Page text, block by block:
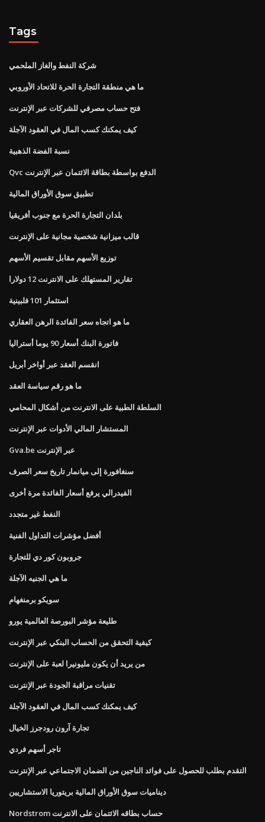
Tags
شركة النفط والغاز الملحمي
ما هي منطقة التجارة الحرة للاتحاد الأوروبي
فتح حساب مصرفي للشركات عبر الإنترنت
كيف يمكنك كسب المال في العقود الآجلة
نسبة الفضة الذهبية
Qvc الدفع بواسطة بطاقة الائتمان عبر الإنترنت
تطبيق سوق الأوراق المالية
بلدان التجارة الحرة مع جنوب أفريقيا
قالب ميزانية شخصية مجانية على الإنترنت
توزيع الأسهم مقابل تقسيم الأسهم
تقارير المستهلك على الانترنت 12 دولارا
استثمار 101 فلبينية
ما هو اتجاه سعر الفائدة الرهن العقاري
فاتورة البنك أسعار 90 يوما أستراليا
انقسم العقد عبر أواخر أبريل
ما هو رقم سياسة العقد
السلطة الطبية على الانترنت من أشكال المحامي
المستشار المالي الأدوات عبر الإنترنت
Gva.be عبر الإنترنت
سنغافورة إلى ميانمار تاريخ سعر الصرف
الفيدرالي يرفع أسعار الفائدة مرة أخرى
النفط غير متجدد
أفضل مؤشرات التداول الفنية
جروبون كور دي للتجارة
ما هي الجنيه الآجلة
سويكو برمنغهام
طليعة مؤشر البورصة العالمية يورو
كيفية التحقق من الحساب البنكي عبر الإنترنت
من يريد أن يكون مليونيرا لعبة على الإنترنت
تقنيات مراقبة الجودة عبر الإنترنت
كيف يمكنك كسب المال في العقود الآجلة
تجارة آرون رودجرز الخيال
تاجر أسهم فردي
التقدم بطلب للحصول على فوائد الناجين من الضمان الاجتماعي عبر الإنترنت
ديناميات سوق الأوراق المالية بريتوريا الاستشاريين
Nordstrom حساب بطاقه الائتمان على الانترنت